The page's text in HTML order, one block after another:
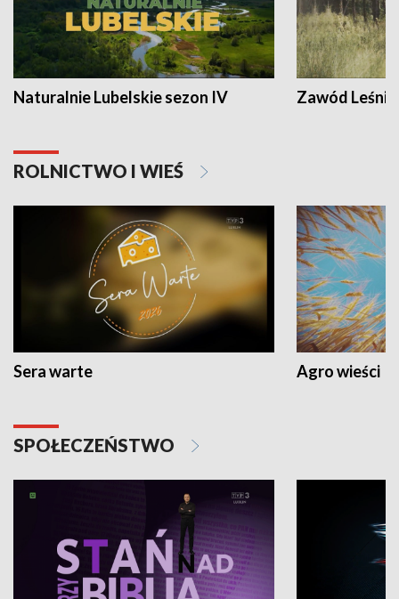
Naturalnie Lubelskie sezon IV Zawód Leśnik
ROLNICTWO I WIEŚ
Sera warte Agro wieści
SPOŁECZEŃSTWO